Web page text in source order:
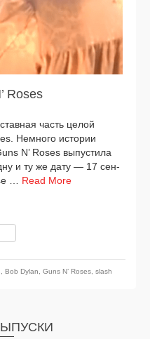
Roses
часть целой
Немного исто­рии
N’ Roses выпу­сти­ла
и ту же дату — 17 сен­
… Read More
Bob Dylan Guns N’ Roses slash